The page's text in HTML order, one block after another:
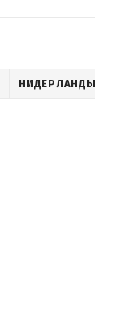
НИДЕРЛАНДЫ